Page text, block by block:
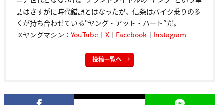
語はさすがに時代錯誤とはなったが、信条はバイク乗りの多
くが持ち合わせている“ヤング・アット・ハート”だ。
※ヤングマシン： YouTube ｜ X ｜ Facebook ｜ Instagram
投稿一覧へ